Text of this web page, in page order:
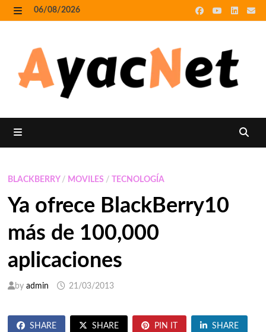
Skip
to
06/08/2026
BLACKBERRY/ MOVILES / TECNOLOGÍA
Ya ofrece BlackBerry10
más de 100,000
aplicaciones
by admin 21/03/2013
SHARE SHARE PIN IT SHARE